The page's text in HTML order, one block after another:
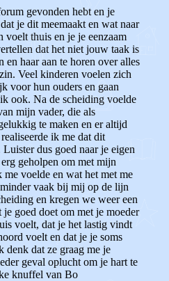
gevonden hebt en je
je dit meemaakt en wat naar
thuis en je je eenzaam
dat het niet jouw taak is
en haar aan te horen over alles
Veel kinderen voelen zich
voor hun ouders en gaan
ook. Na de scheiding voelde
mijn vader, die als
te maken en er altijd
ik me dat dit
dus goed naar je eigen
geholpen om met mijn
voelde en wat het met me
vaak bij mij op de lijn
en kregen we weer een
goed doet om met je moeder
voelt, dat je het lastig vindt
voelt en dat je je soms
denk dat ze graag me je
geval oplucht om je hart te
knuffel van Bo